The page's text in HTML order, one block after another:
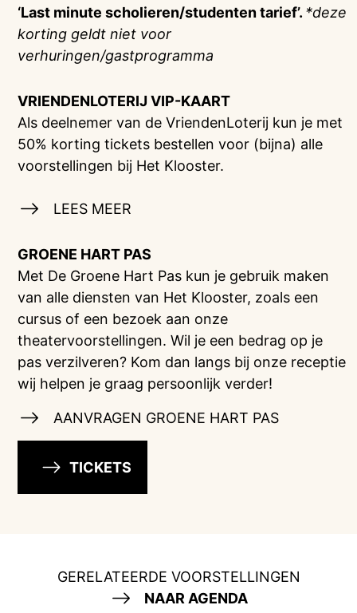
‘Last minute scholieren/studenten tarief’. *deze
korting geldt niet voor
verhuringen/gastprogramma
VRIENDENLOTERIJVIP-KAART
Als deelnemer van de VriendenLoterij kun je met
50% korting tickets bestellen voor (bijna) alle
voorstellingen bij Het Klooster.
LEES MEER
GROENE HART PAS
Met De Groene Hart Pas kun je gebruik maken
van alle diensten van Het Klooster, zoals een
cursus of een bezoek aan onze
theatervoorstellingen. Wil je een bedrag op je
pas verzilveren? Kom dan langs bij onze receptie
wij helpen je graag persoonlijk verder!
AANVRAGEN GROENE HART PAS
TICKETS
GERELATEERDE VOORSTELLINGEN
NAAR AGENDA